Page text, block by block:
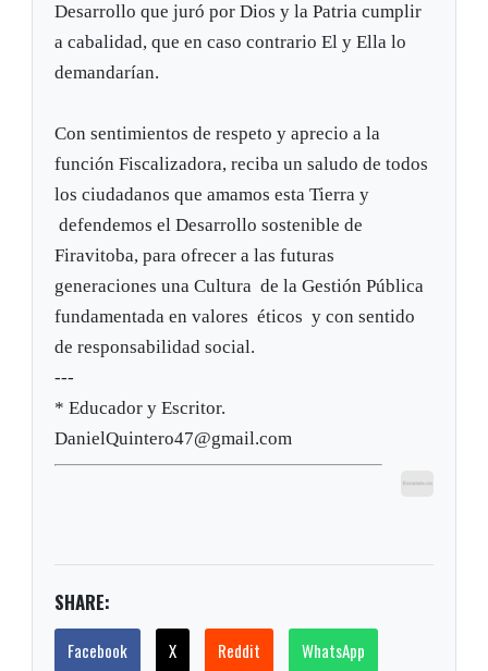
Desarrollo que juró por Dios y la Patria cumplir
a cabalidad, que en caso contrario El y Ella lo
demandarían.
Con sentimientos de respeto y aprecio a la
función Fiscalizadora, reciba un saludo de todos
los ciudadanos que amamos esta Tierra y
defendemos el Desarrollo sostenible de
Firavitoba, para ofrecer a las futuras
generaciones una Cultura de la Gestión Pública
fundamentada en valores éticos y con sentido
de responsabilidad social.
---
* Educador y Escritor.
DanielQuintero47@gmail.com
SHARE:
Facebook X Reddit WhatsApp